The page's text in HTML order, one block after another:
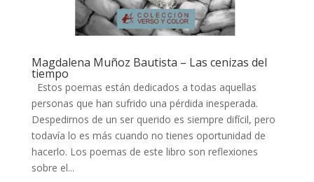
Magdalena Muñoz Bautista – Las cenizas del
tiempo
Estos poemas están dedicados a todas aquellas
personas que han sufrido una pérdida inesperada.
Despedirnos de un ser querido es siempre difícil, pero
todavía lo es más cuando no tienes oportunidad de
hacerlo. Los poemas de este libro son reflexiones
sobre el...